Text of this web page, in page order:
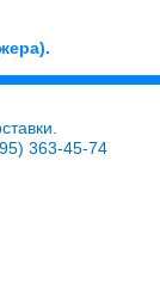
363-45-74